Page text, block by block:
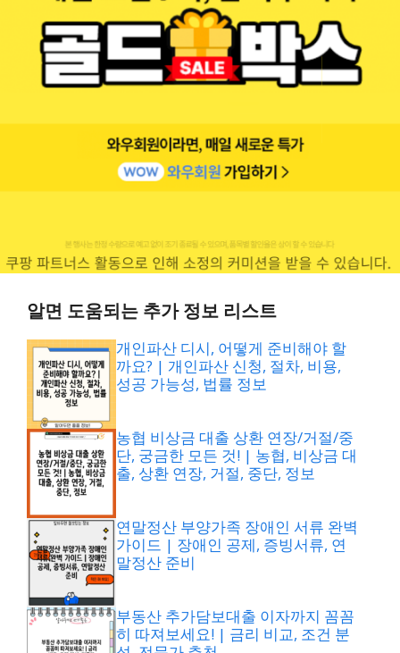
알면 도움되는 추가 정보 리스트
개인파산 디시, 어떻게 준비해야 할
까요? | 개인파산 신청, 절차, 비용,
성공 가능성, 법률 정보
농협 비상금 대출 상환 연장/거절/중
단, 궁금한 모든 것! | 농협, 비상금 대
출, 상환 연장, 거절, 중단, 정보
연말정산 부양가족 장애인 서류 완벽
가이드 | 장애인 공제, 증빙서류, 연
말정산 준비
부동산 추가담보대출 이자까지 꼼꼼
히 따져보세요! | 금리 비교, 조건 분